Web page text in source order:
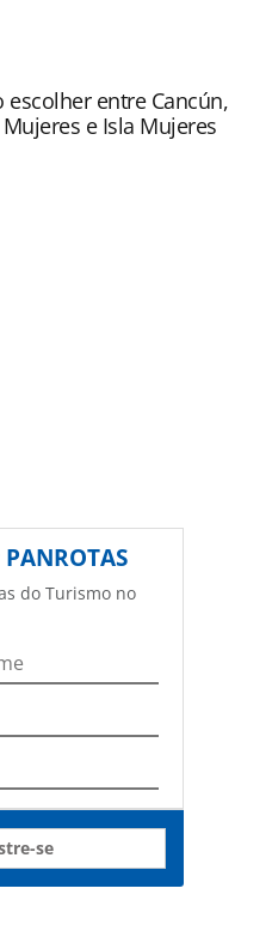
mercado/cruzeiros/2026/
considerada-historica-
ferramentas oferecidas na
pela PANROTAS
brasileira sobre direito
sem autorização da
escolher entre Cancún,
Mujeres e Isla Mujeres
PANROTAS
do Turismo no
se